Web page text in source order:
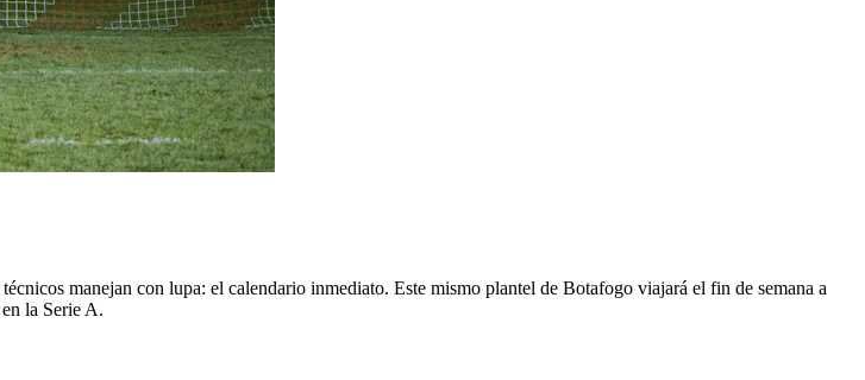
manejan con lupa: el calendario inmediato. Este mismo plantel de Botafogo viajará el fin de semana a
la Serie A.